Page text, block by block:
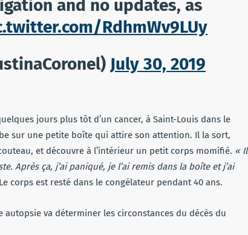
and no updates, as
RdhmWv9LUy
July 30, 2019
jours plus tôt d’un cancer, à Saint-Louis dans le
sur une petite boîte qui attire son attention. Il la sort,
et découvre à l’intérieur un petit corps momifié. « Il
Après ça, j’ai paniqué, je l’ai remis dans la boîte et j’ai
corps est resté dans le congélateur pendant 40 ans.
va déterminer les circonstances du décès du